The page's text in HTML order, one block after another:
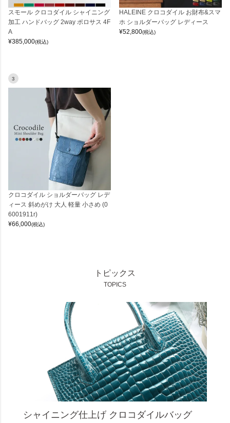
スモール クロコダイル シャイニング
加工 ハンドバッグ 2way ポロサス 4F
A
¥385,000(税込)
HALEINE クロコダイル お財布&スマ
ホ ショルダーバッグ レディース
¥52,800(税込)
3
クロコダイル ショルダーバッグ レデ
ィース 斜めがけ 大人 軽量 小さめ (0
6001911r)
¥66,000(税込)
トピックス
TOPICS
シャイニング仕上げ クロコダイルバッグ